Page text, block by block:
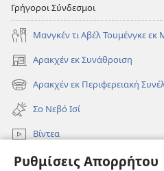
Ρυθμίσεις Απορρήτου
Γρήγοροι Σύνδεσμοι
Μανγκέν τι Αβέλ Τουμένγκε
Αρακχέν εκ Συνάθροιση
(ανοίγει
νέο
παράθυρο)
Αρακχέν εκ Περιφερειακή
(ανοίγει
νέο
παράθυρο)
Σο Νεβό Ισί
Βίντεα
Ρόντεν